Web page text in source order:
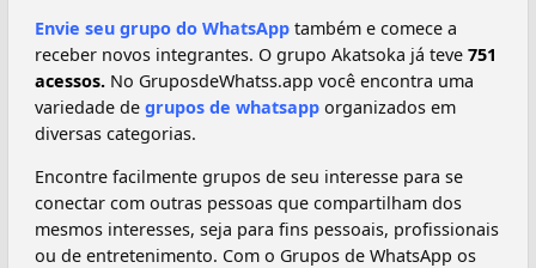
Envie seu grupo do WhatsApp também e comece a
receber novos integrantes. O grupo Akatsoka️ já teve 751
acessos. No GruposdeWhatss.app você encontra uma
variedade de grupos de whatsapp organizados em
diversas categorias.
Encontre facilmente grupos de seu interesse para se
conectar com outras pessoas que compartilham dos
mesmos interesses, seja para fins pessoais, profissionais
ou de entretenimento. Com o Grupos de WhatsApp os